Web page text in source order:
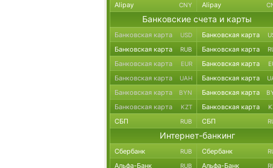
Alipay CNY Alipay
Банковские счета и карты
Банковская карта USD Банковская карта
Банковская карта RUB Банковская карта
Банковская карта EUR Банковская карта
Банковская карта UAH Банковская карта
Банковская карта BYN Банковская карта
Банковская карта KZT Банковская карта
СБП RUB СБП
Интернет-банкинг
Сбербанк RUB Сбербанк
Альфа-Банк RUB Альфа-Банк